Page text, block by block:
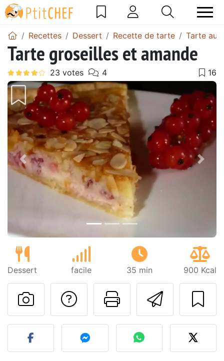
Recettes Dessert Recette de tarte Tarte aux
Tarte groseilles et amande
Précédent
Dessert facile 35 min 900 Kcal
Imprimer
Poser une
Publier votre photo de